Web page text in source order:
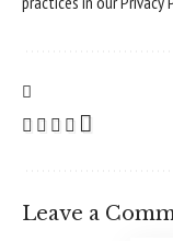
Leave a